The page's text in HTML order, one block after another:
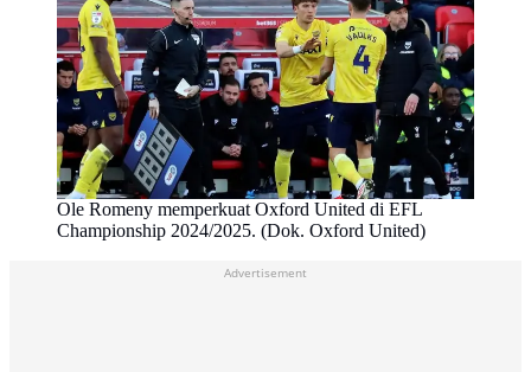
Ole Romeny memperkuat Oxford United di EFL
Championship 2024/2025. (Dok. Oxford United)
Advertisement